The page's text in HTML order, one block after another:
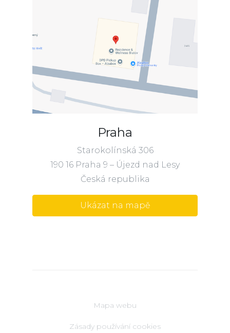
Praha
Starokolínská 306
190 16 Praha 9 – Újezd nad Lesy
Česká republika
Ukázat na mapě
Mapa webu
Zásady používání cookies